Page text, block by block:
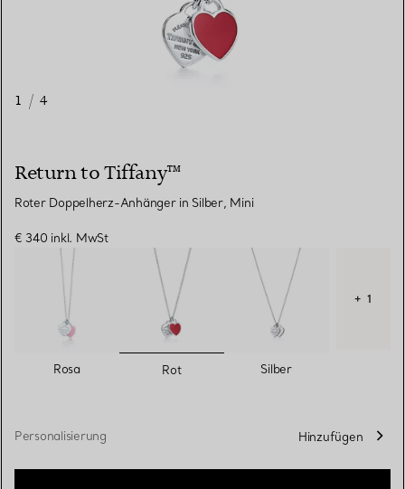
1 / 4
Return to Tiffany™
Roter Doppelherz-Anhänger in Silber, Mini
€ 340 inkl. MwSt
Rosa ausgewählt
Rot Silber
+ 1
Personalisierung Hinzufügen